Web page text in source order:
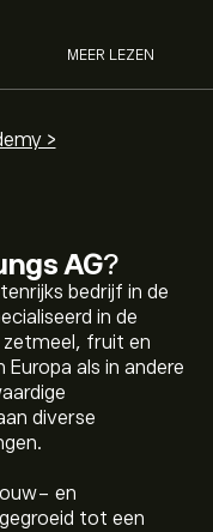
AG?
bedrijf in de
in de
zetmeel, fruit en
als in andere
diverse
en
tot een
MEER LEZEN
>